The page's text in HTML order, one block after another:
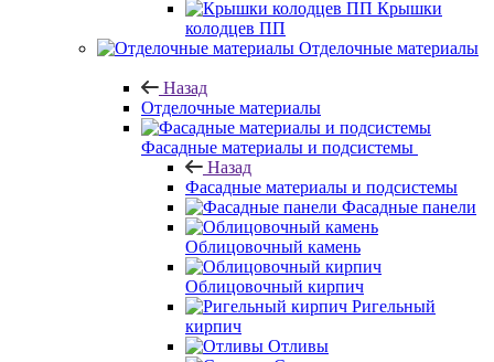
Крышки
колодцев ПП
Отделочные материалы
Назад
Отделочные материалы
Фасадные материалы и подсистемы
Назад
Фасадные материалы и подсистемы
Фасадные панели
Облицовочный камень
Облицовочный кирпич
Ригельный
кирпич
Отливы